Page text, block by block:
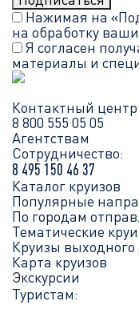
Нажимая на
на обработку
Я согласен
материалы и
Контактный центр:
8 800 555 05 05
Агентствам
Сотрудничество:
8 495 150 46 37
Каталог круизов
Популярные
По городам
Тематические
Круизы выходного
Карта круизов
Экскурсии
Туристам: